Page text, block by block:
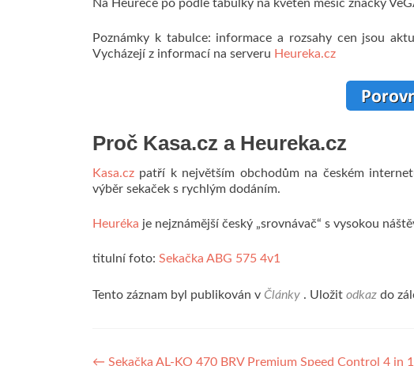
Na Heurece po podle tabulky na květen měsíc značky
Poznámky k tabulce: informace a rozsahy cen jsou
Vycházejí z informací na serveru Heureka.cz
Proč Kasa.cz a Heureka.cz
Kasa.cz patří k největším obchodům na českém
výběr sekaček s rychlým dodáním.
Heuréka je nejznámější český „srovnávač“ s vysokou
titulní foto: Sekačka ABG 575 4v1
Tento záznam byl publikován v Články . Uložit odkaz do
← Sekačka AL-KO 470 BRV Premium Speed Control 4 in 1